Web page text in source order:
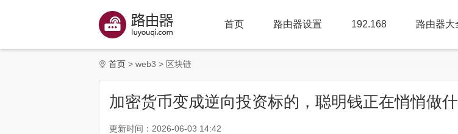
首页 路由器设置 192.168 路由器大
首页 web3 区块链
加密货币变成逆向投资标的，聪明钱正在悄悄做
更新时间：2026-06-03 14:42